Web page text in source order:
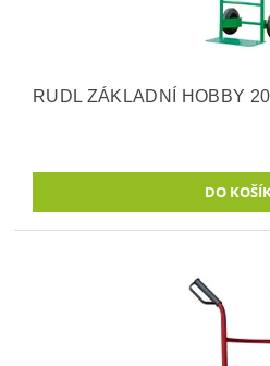
RUDL ZÁKLADNÍ HOBBY